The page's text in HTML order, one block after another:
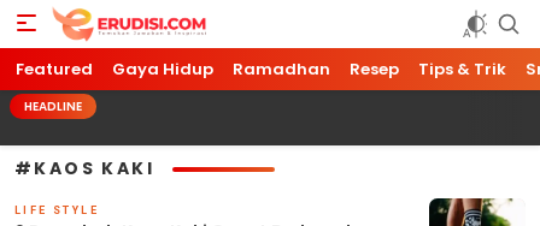
Erudisi
Temukan Jawaban dan Inspirasi
Featured Gaya Hidup Ramadhan Resep Tips & Trik
HEADLINE
#KAOS KAKI
LIFE STYLE